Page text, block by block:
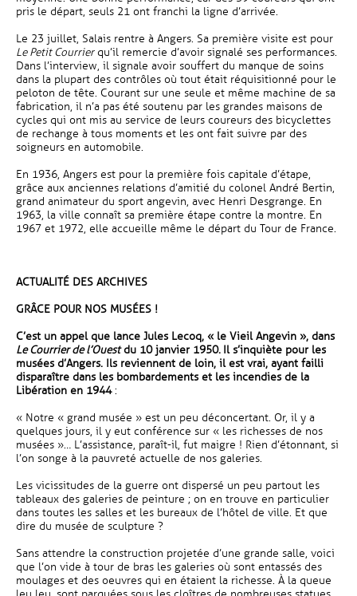
pris le départ, seuls 21 ont franchi la ligne d’arrivée.
Le 23 juillet, Salais rentre à Angers. Sa première visite est pour
Le Petit Courrierqu’il remercie d’avoir signalé ses performances.
Dans l’interview, il signale avoir souffert du manque de soins
dans la plupart des contrôles où tout était réquisitionné pour le
peloton de tête. Courant sur une seule et même machine de sa
fabrication, il n’a pas été soutenu par les grandes maisons de
cycles qui ont mis au service de leurs coureurs des bicyclettes
de rechange à tous moments et les ont fait suivre par des
soigneurs en automobile.
En 1936, Angers est pour la première fois capitale d’étape,
grâce aux anciennes relations d’amitié du colonel André Bertin,
grand animateur du sport angevin, avec Henri Desgrange. En
1963, la ville connaît sa première étape contre la montre. En
1967 et 1972, elle accueille même le départ du Tour de France.
ACTUALITÉ DES ARCHIVES
GRÂCE POUR NOS MUSÉES !
C’est un appel que lance Jules Lecoq, « le Vieil Angevin », dans
Le Courrier de l’Ouestdu 10 janvier 1950. Il s’inquiète pour les
musées d’Angers. Ils reviennent de loin, il est vrai, ayant failli
disparaître dans les bombardements et les incendies de la
Libération en 1944:
« Notre « grand musée » est un peu déconcertant. Or, il y a
quelques jours, il y eut conférence sur « les richesses de nos
musées »… L’assistance, paraît-il, fut maigre ! Rien d’étonnant, si
l’on songe à la pauvreté actuelle de nos galeries.
Les vicissitudes de la guerre ont dispersé un peu partout les
tableaux des galeries de peinture ; on en trouve en particulier
dans toutes les salles et les bureaux de l’hôtel de ville. Et que
dire du musée de sculpture ?
Sans attendre la construction projetée d’une grande salle, voici
que l’on vide à tour de bras les galeries où sont entassés des
moulages et des oeuvres qui en étaient la richesse. À la queue